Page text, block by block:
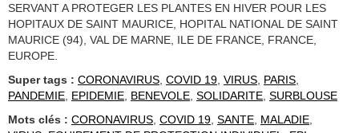
SERVANT A PROTEGER LES PLANTES EN HIVER POUR LES
HOPITAUX DE SAINT MAURICE, HOPITAL NATIONAL DE SAINT
MAURICE (94), VAL DE MARNE, ILE DE FRANCE, FRANCE,
EUROPE.
Super tags : CORONAVIRUS, COVID 19, VIRUS, PARIS,
PANDEMIE, EPIDEMIE, BENEVOLE, SOLIDARITE, SURBLOUSE
Mots clés : CORONAVIRUS, COVID 19, SANTE, MALADIE,